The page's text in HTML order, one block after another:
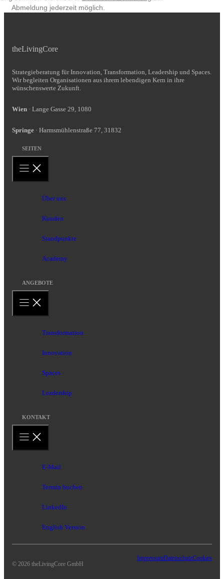
Abmeldung jederzeit möglich.
theLivingCore
Strategieberatung für Innovation, Transformation, Leadership und Spaces.
Wir begleiten Organisationen aus ihrem lebendigen Kern in ihre
wünschenswerte Zukunft.
Wien · Lange Gasse 29, 1080
Springe · Harmsmühlenstraße 77, 31832
SEITEN
Über uns
Kunden
Standpunkte
Academy
ANGEBOTE
Transformation
Innovation
Spaces
Leadership
KONTAKT
E-Mail
Termin buchen
LinkedIn
English Version
© 2026 theLivingCore GmbH
ImpressumDatenschutzCookies